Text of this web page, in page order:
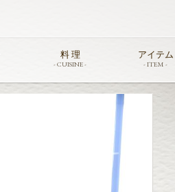
料 理
- CUISINE -
アイテム
- ITEM -